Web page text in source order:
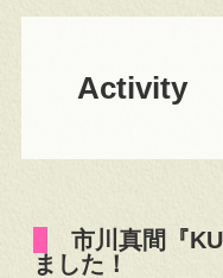
Activity
市川真間『
ました！